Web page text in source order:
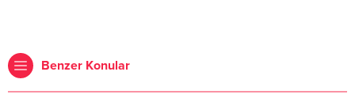
Benzer Konular